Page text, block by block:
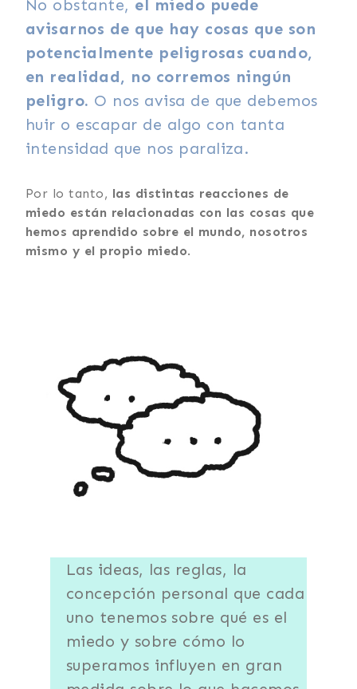
No obstante, el miedo puede
avisarnos de que hay cosas que son
potencialmente peligrosas cuando,
en realidad, no corremos ningún
peligro. O nos avisa de que debemos
huir o escapar de algo con tanta
intensidad que nos paraliza.
Por lo tanto, las distintas reacciones de
miedo están relacionadas con las cosas que
hemos aprendido sobre el mundo, nosotros
mismo y el propio miedo.
Las ideas, las reglas, la
concepción personal que cada
uno tenemos sobre qué es el
miedo y sobre cómo lo
superamos influyen en gran